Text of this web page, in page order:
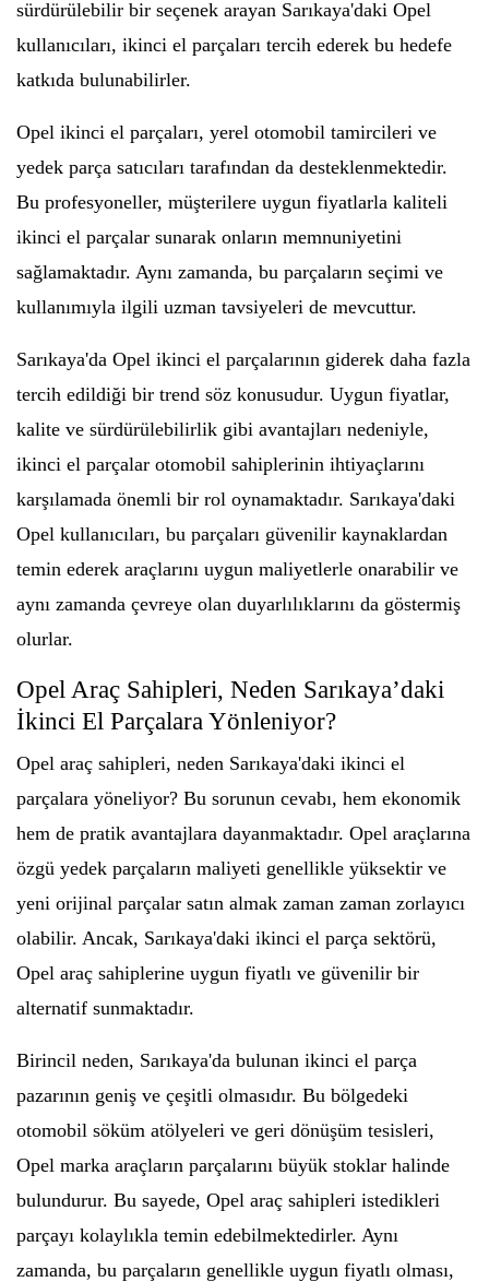
sürdürülebilir bir seçenek arayan Sarıkaya'daki Opel
kullanıcıları, ikinci el parçaları tercih ederek bu hedefe
katkıda bulunabilirler.
Opel ikinci el parçaları, yerel otomobil tamircileri ve
yedek parça satıcıları tarafından da desteklenmektedir.
Bu profesyoneller, müşterilere uygun fiyatlarla kaliteli
ikinci el parçalar sunarak onların memnuniyetini
sağlamaktadır. Aynı zamanda, bu parçaların seçimi ve
kullanımıyla ilgili uzman tavsiyeleri de mevcuttur.
Sarıkaya'da Opel ikinci el parçalarının giderek daha fazla
tercih edildiği bir trend söz konusudur. Uygun fiyatlar,
kalite ve sürdürülebilirlik gibi avantajları nedeniyle,
ikinci el parçalar otomobil sahiplerinin ihtiyaçlarını
karşılamada önemli bir rol oynamaktadır. Sarıkaya'daki
Opel kullanıcıları, bu parçaları güvenilir kaynaklardan
temin ederek araçlarını uygun maliyetlerle onarabilir ve
aynı zamanda çevreye olan duyarlılıklarını da göstermiş
olurlar.
Opel Araç Sahipleri, Neden Sarıkaya’daki
İkinci El Parçalara Yönleniyor?
Opel araç sahipleri, neden Sarıkaya'daki ikinci el
parçalara yöneliyor? Bu sorunun cevabı, hem ekonomik
hem de pratik avantajlara dayanmaktadır. Opel araçlarına
özgü yedek parçaların maliyeti genellikle yüksektir ve
yeni orijinal parçalar satın almak zaman zaman zorlayıcı
olabilir. Ancak, Sarıkaya'daki ikinci el parça sektörü,
Opel araç sahiplerine uygun fiyatlı ve güvenilir bir
alternatif sunmaktadır.
Birincil neden, Sarıkaya'da bulunan ikinci el parça
pazarının geniş ve çeşitli olmasıdır. Bu bölgedeki
otomobil söküm atölyeleri ve geri dönüşüm tesisleri,
Opel marka araçların parçalarını büyük stoklar halinde
bulundurur. Bu sayede, Opel araç sahipleri istedikleri
parçayı kolaylıkla temin edebilmektedirler. Aynı
zamanda, bu parçaların genellikle uygun fiyatlı olması,